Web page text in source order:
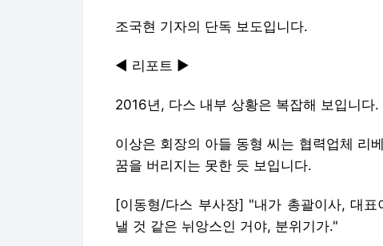
조국현 기자의 단독 보도입니다.
◀ 리포트 ▶
2016년, 다스 내부 상황은 복잡해 보입니다.
이상은 회장의 아들 동형 씨는 협력업체 리
꿈을 버리지는 못한 듯 보입니다.
[이동형/다스 부사장] "내가 총괄이사, 대
낼 것 같은 뉘앙스인 거야, 분위기가."